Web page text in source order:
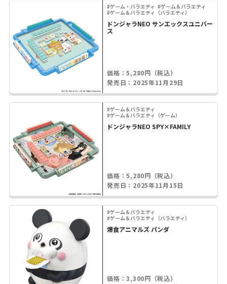
#ゲーム・バラエティ #ゲーム＆バラエティ
#ゲーム＆バラエティ（バラエティ）
ドンジャラNEO サンエックスユニバー
ス
価格：5,280円（税込）
発売日：2025年11月29日
#ゲーム＆バラエティ
#ゲーム＆バラエティ（ゲーム）
ドンジャラNEO SPY×FAMILY
価格：5,280円（税込）
発売日：2025年11月15日
#ゲーム＆バラエティ
#ゲーム＆バラエティ（バラエティ）
爆食アニマルズ パンダ
価格：3,300円（税込）